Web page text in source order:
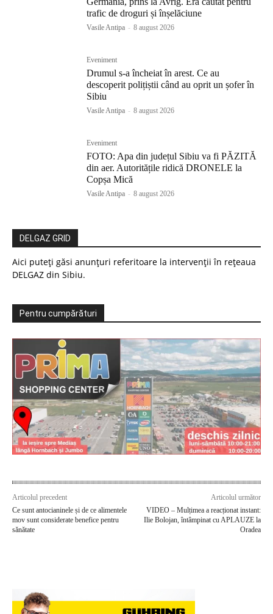
trafic de droguri și înșelăciune
Vasile Antipa - 8 august 2026
Eveniment
Drumul s-a încheiat în arest. Ce au
descoperit polițiștii când au oprit un șofer în
Sibiu
Vasile Antipa - 8 august 2026
Eveniment
FOTO: Apa din județul Sibiu va fi PĂZITĂ
din aer. Autoritățile ridică DRONELE la
Copșa Mică
Vasile Antipa - 8 august 2026
DELGAZ GRID
Aici puteți găsi anunțuri referitoare la intervenții în rețeaua
DELGAZ din Sibiu.
Pentru cumpărături
Articolul precedent
Ce sunt antocianinele și de ce alimentele
mov sunt considerate benefice pentru
sănătate
Articolul următor
VIDEO – Mulțimea a reacționat instant:
Ilie Bolojan, întâmpinat cu APLAUZE la
Oradea